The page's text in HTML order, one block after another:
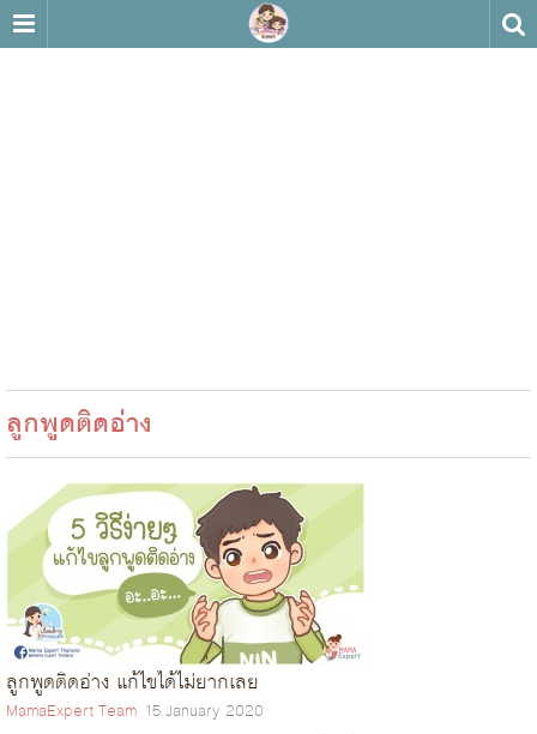
ลูกพูดติดอ่าง
ลูกพูดติดอ่าง แก้ไขได้ไม่ยากเลย
MamaExpert Team 15 January 2020